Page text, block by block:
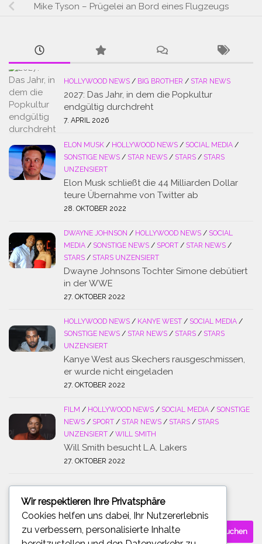
Mike Tyson – Prügelei an Bord eines Flugzeugs
HOLLYWOOD NEWS / BIG BROTHER / STAR NEWS
2027: Das Jahr, in dem die Popkultur
endgültig durchdreht
7. APRIL 2026
ELON MUSK / HOLLYWOOD NEWS / SOCIAL MEDIA /
SONSTIGE NEWS / STAR NEWS / STARS / STARS
UNZENSIERT
Elon Musk schließt die 44 Milliarden Dollar
teure Übernahme von Twitter ab
28. OKTOBER 2022
DWAYNE JOHNSON / HOLLYWOOD NEWS / SOCIAL
MEDIA / SONSTIGE NEWS / SPORT / STAR NEWS /
STARS / STARS UNZENSIERT
Dwayne Johnsons Tochter Simone debütiert
in der WWE
27. OKTOBER 2022
HOLLYWOOD NEWS / KANYE WEST / SOCIAL MEDIA /
SONSTIGE NEWS / STAR NEWS / STARS / STARS
UNZENSIERT
Kanye West aus Skechers rausgeschmissen,
er wurde nicht eingeladen
27. OKTOBER 2022
FILM / HOLLYWOOD NEWS / SOCIAL MEDIA / SONSTIGE
NEWS / SPORT / STAR NEWS / STARS / STARS
UNZENSIERT / WILL SMITH
Will Smith besucht L.A. Lakers
27. OKTOBER 2022
SUCHE
Suchen
nach:
Wir respektieren Ihre Privatsphäre
Cookies helfen uns dabei, Ihr Nutzererlebnis
zu verbessern, personalisierte Inhalte